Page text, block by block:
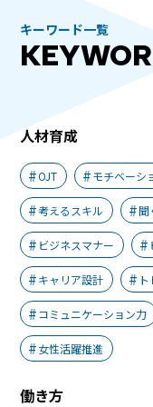
キーワード一覧
人材育成
OJT モチベーシ
考えるスキル 聞
ビジネスマナー
キャリア設計
コミュニケーション力
女性活躍推進
働き方